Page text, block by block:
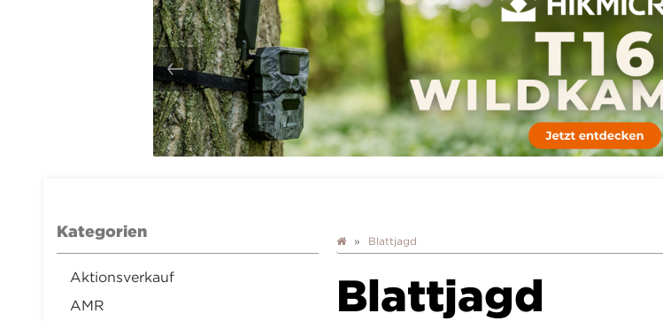
Blattjagd
Blattjagd
Kategorien
Aktionsverkauf
AMR